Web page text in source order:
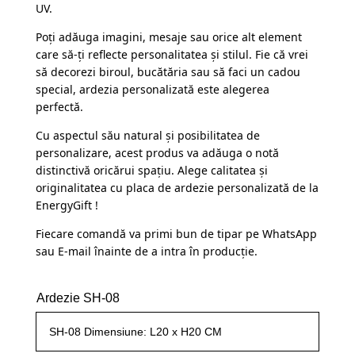
UV.
Poți adăuga imagini, mesaje sau orice alt element
care să-ți reflecte personalitatea și stilul. Fie că vrei
să decorezi biroul, bucătăria sau să faci un cadou
special, ardezia personalizată este alegerea
perfectă.
Cu aspectul său natural și posibilitatea de
personalizare, acest produs va adăuga o notă
distinctivă oricărui spațiu. Alege calitatea și
originalitatea cu placa de ardezie personalizată de la
EnergyGift !
Fiecare comandă va primi bun de tipar pe WhatsApp
sau E-mail înainte de a intra în producție.
Ardezie SH-08